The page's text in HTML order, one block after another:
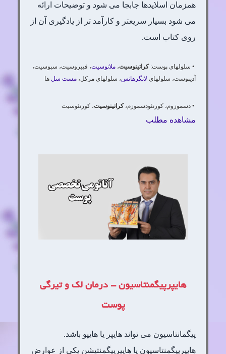
همزمان اسلایدها جابجا می شود و توضیحات ارائه
می شود بسیار سریعتر و کارآمد تر از یادگیری آن از
روی کتاب است.
• سلولهای پوست:کراتینوسیت، ملانوسیت، فیبروسیت، سبوسیت،
آدیپوست، سلولهای لانگرهانس، سلولهای مرکل، مست سل ها
• دسموزوم، کورنئودسموزم،کراتینوسیت، کورنئوسیت
مشاهده مطلب
هایپرپیگمنتاسیون - درمان لک و تیرگی
پوست
پیگمانتاسیون می تواند هایپر یا هایپو باشد.
هایپرپیگمنتاسیون یا هایپرپیگمنتیشن یکی از عوارض